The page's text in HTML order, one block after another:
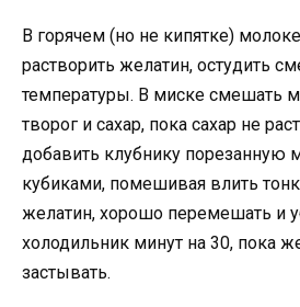
В горячем (но не кипятке)
растворить желатин, остудить
температуры. В миске смешать
творог и сахар, пока сахар не
добавить клубнику порезанную
кубиками, помешивая влить
желатин, хорошо перемешать и
холодильник минут на 30, пока
застывать.